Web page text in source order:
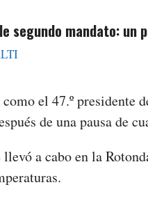
segundo mandato:
el 47.º presidente
de una pausa de
a cabo en la